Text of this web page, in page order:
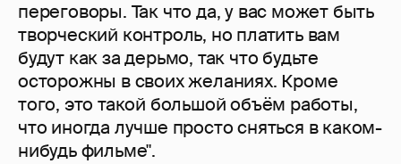
переговоры. Так что да, у вас может быть
творческий контроль, но платить вам
будут как за дерьмо, так что будьте
осторожны в своих желаниях. Кроме
того, это такой большой объём работы,
что иногда лучше просто сняться в каком-
нибудь фильме".